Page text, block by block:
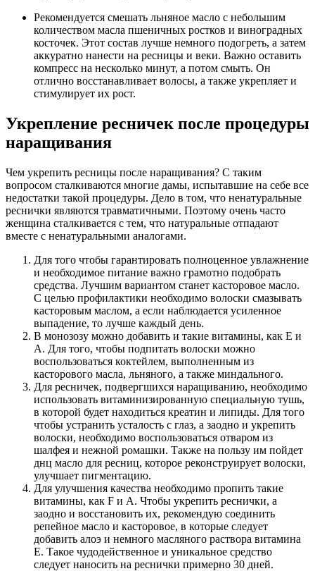
Рекомендуется смешать льняное масло с небольшим
количеством масла пшеничных ростков и виноградных
косточек. Этот состав лучше немного подогреть, а затем
аккуратно нанести на ресницы и веки. Важно оставить
компресс на несколько минут, а потом смыть. Он
отлично восстанавливает волосы, а также укрепляет и
стимулирует их рост.
Укрепление ресничек после процедуры
наращивания
Чем укрепить ресницы после наращивания? С таким
вопросом сталкиваются многие дамы, испытавшие на себе все
недостатки такой процедуры. Дело в том, что ненатуральные
реснички являются травматичными. Поэтому очень часто
женщина сталкивается с тем, что натуральные отпадают
вместе с ненатуральными аналогами.
Для того чтобы гарантировать полноценное увлажнение
и необходимое питание важно грамотно подобрать
средства. Лучшим вариантом станет касторовое масло.
С целью профилактики необходимо волоски смазывать
касторовым маслом, а если наблюдается усиленное
выпадение, то лучше каждый день.
В монозозу можно добавить и такие витамины, как Е и
А. Для того, чтобы подпитать волоски можно
воспользоваться коктейлем, выполненным из
касторового масла, льняного, а также миндального.
Для ресничек, подвергшихся наращиванию, необходимо
использовать витаминизированную специальную тушь,
в которой будет находиться креатин и липиды. Для того
чтобы устранить усталость с глаз, а заодно и укрепить
волоски, необходимо воспользоваться отваром из
шалфея и нежной ромашки. Также на пользу им пойдет
днц масло для ресниц, которое реконструирует волоски,
улучшает пигментацию.
Для улучшения качества необходимо пропить такие
витамины, как F и А. Чтобы укрепить реснички, а
заодно и восстановить их, рекомендую соединить
репейное масло и касторовое, в которые следует
добавить алоэ и немного масляного раствора витамина
Е. Такое чудодейственное и уникальное средство
следует наносить на реснички примерно 30 дней.